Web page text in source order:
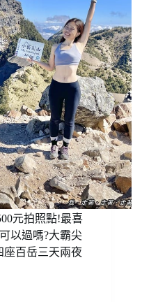
元拍照點!最喜
以過嗎?大霸尖
座百岳三天兩夜